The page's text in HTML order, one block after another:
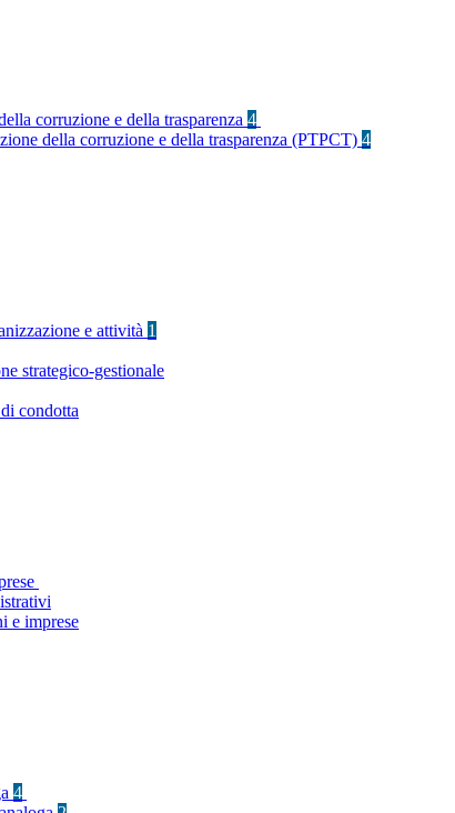
corruzione e della trasparenza 4
della corruzione e della trasparenza (PTPCT) 4
e attività 1
strategico-gestionale
condotta
e imprese
4